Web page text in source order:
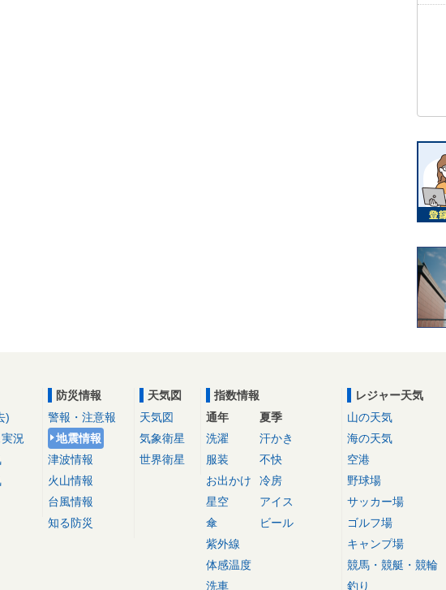
)
況
防災情報
警報・注意報
地震情報
津波情報
火山情報
台風情報
知る防災
天気図
天気図
気象衛星
世界衛星
指数情報
通年
洗濯
服装
お出かけ
星空
傘
紫外線
体感温度
洗車
夏季
汗かき
不快
冷房
アイス
ビール
レジャー天気
山の天気
海の天気
空港
野球場
サッカー場
ゴルフ場
キャンプ場
競馬・競艇・競輪
釣り